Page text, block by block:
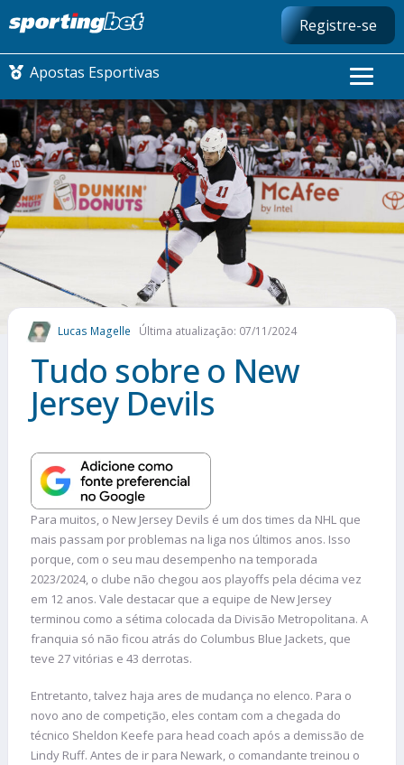
Registre-se
Apostas Esportivas
CONMEBOL LIBERTADORES
FUTEBOL NACIONAL
FUTEBOL INTERNACIONAL
COMO APOSTAR
MAIS ESPORTES
Lucas Magelle Última atualização: 07/11/2024
Tudo sobre o New
Jersey Devils
Para muitos, o New Jersey Devils é um dos times da NHL que
mais passam por problemas na liga nos últimos anos. Isso
porque, com o seu mau desempenho na temporada
2023/2024, o clube não chegou aos playoffs pela décima vez
em 12 anos. Vale destacar que a equipe de New Jersey
terminou como a sétima colocada da Divisão Metropolitana. A
franquia só não ficou atrás do Columbus Blue Jackets, que
teve 27 vitórias e 43 derrotas.
Entretanto, talvez haja ares de mudança no elenco. Para o
novo ano de competição, eles contam com a chegada do
técnico Sheldon Keefe para head coach após a demissão de
Lindy Ruff. Antes de ir para Newark, o comandante treinou o